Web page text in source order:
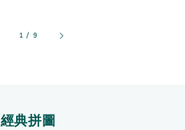
1 / 9
經典拼圖